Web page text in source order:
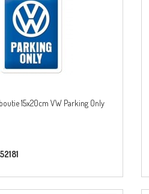
15x20cm VW Parking Only